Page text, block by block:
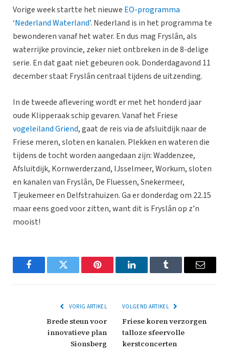
Vorige week startte het nieuwe EO-programma
‘Nederland Waterland’. Nederland is in het programma te
bewonderen vanaf het water. En dus mag Fryslân, als
waterrijke provincie, zeker niet ontbreken in de 8-delige
serie. En dat gaat niet gebeuren ook. Donderdagavond 11
december staat Fryslân centraal tijdens de uitzending.
In de tweede aflevering wordt er met het honderd jaar
oude Klipperaak schip gevaren. Vanaf het Friese
vogeleiland Griend, gaat de reis via de afsluitdijk naar de
Friese meren, sloten en kanalen. Plekken en wateren die
tijdens de tocht worden aangedaan zijn: Waddenzee,
Afsluitdijk, Kornwerderzand, IJsselmeer, Workum, sloten
en kanalen van Fryslân, De Fluessen, Snekermeer,
Tjeukemeer en Delfstrahuizen. Ga er donderdag om 22.15
maar eens goed voor zitten, want dit is Fryslân op z’n
mooist!
FacebookTwitter Pinterest LinkedInTumblr Email
VORIG ARTIKEL
Brede steun voor
innovatieve plan
Sionsberg
VOLGEND ARTIKEL
Friese koren verzorgen
talloze sfeervolle
kerstconcerten